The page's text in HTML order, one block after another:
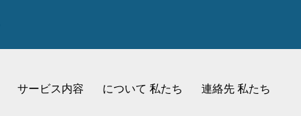
サービス内容 について 私たち 連絡先 私たち